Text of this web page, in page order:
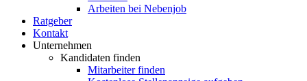
Arbeiten bei Nebenjob
Ratgeber
Kontakt
Unternehmen
Kandidaten finden
Mitarbeiter finden